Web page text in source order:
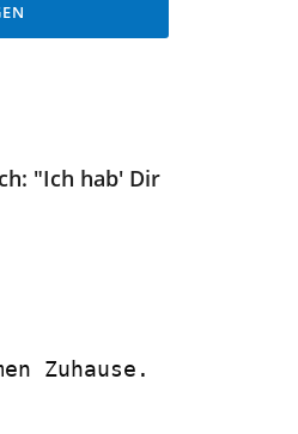
"Ich hab' Dir
Zuhause.